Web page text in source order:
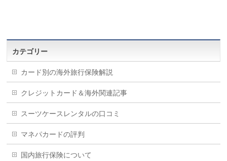
カテゴリー
カード別の海外旅行保険解説
クレジットカード＆海外関連記事
スーツケースレンタルの口コミ
マネパカードの評判
国内旅行保険について